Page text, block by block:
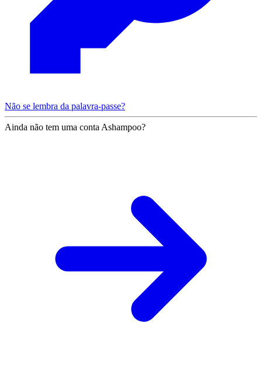
Não se lembra da palavra-passe?
Ainda não tem uma conta Ashampoo?